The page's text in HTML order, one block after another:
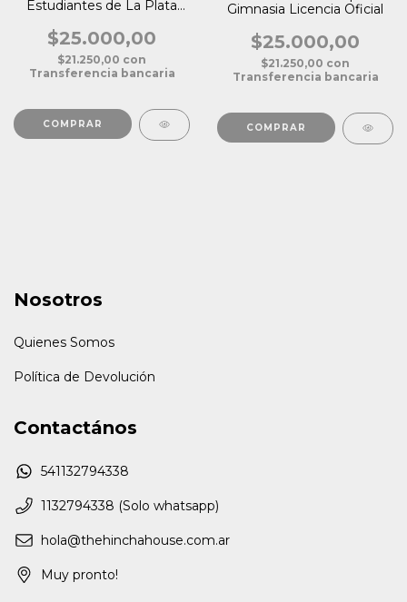
Estudiantes de La Plata
$25.000,00
$21.250,00 con
Transferencia bancaria
Gimnasia Licencia Oficial
$25.000,00
$21.250,00 con
Transferencia bancaria
Nosotros
Quienes Somos
Política de Devolución
Contactános
541132794338
1132794338 (Solo whatsapp)
hola@thehinchahouse.com.ar
Muy pronto!